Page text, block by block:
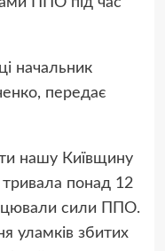
начальник
передає
нашу Київщину
понад 12
сили ППО.
уламків збитих